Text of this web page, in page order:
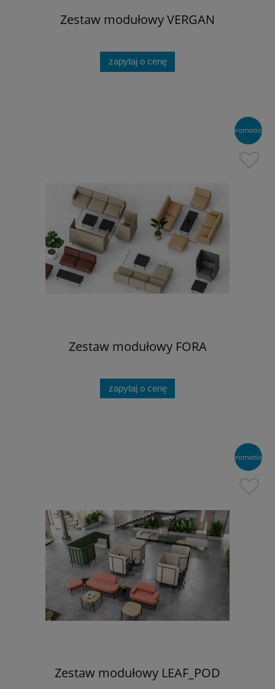
Zestaw modułowy VERGAN
zapytaj o cenę
Zestaw modułowy FORA
zapytaj o cenę
promotion
Zestaw modułowy LEAF_POD
promotion